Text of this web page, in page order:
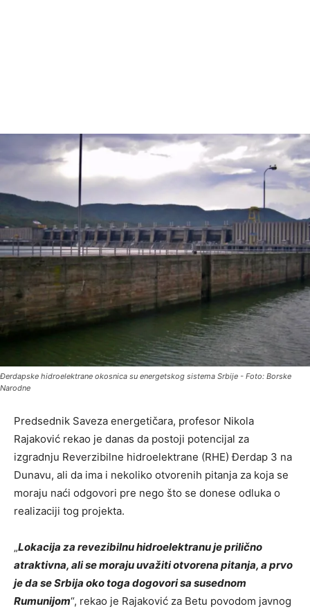
Đerdapske hidroelektrane okosnica su energetskog sistema Srbije - Foto: Borske
Narodne
Predsednik Saveza energetičara, profesor Nikola
Rajaković rekao je danas da postoji potencijal za
izgradnju Reverzibilne hidroelektrane (RHE) Đerdap 3 na
Dunavu, ali da ima i nekoliko otvorenih pitanja za koja se
moraju naći odgovori pre nego što se donese odluka o
realizaciji tog projekta.
„Lokacija za revezibilnu hidroelektranu je prilično
atraktivna, ali se moraju uvažiti otvorena pitanja, a prvo
je da se Srbija oko toga dogovori sa susednom
Rumunijom“, rekao je Rajaković za Betu povodom javnog